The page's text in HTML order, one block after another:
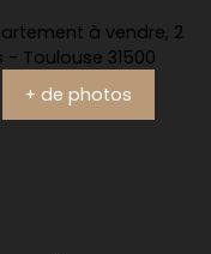
+ de photos